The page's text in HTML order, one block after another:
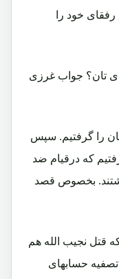
خود را
رفقای تان؟ جواب غرزی
را گرفتیم. سپس
که درقیام ضد
۱۳۶۸ ( سهم داشتند. بخصوص قصد
قتل نجیب الله هم
حسابهای